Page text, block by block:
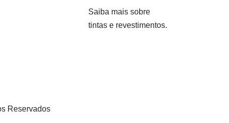
Saiba mais sobre
tintas e revestimentos.
Reservados